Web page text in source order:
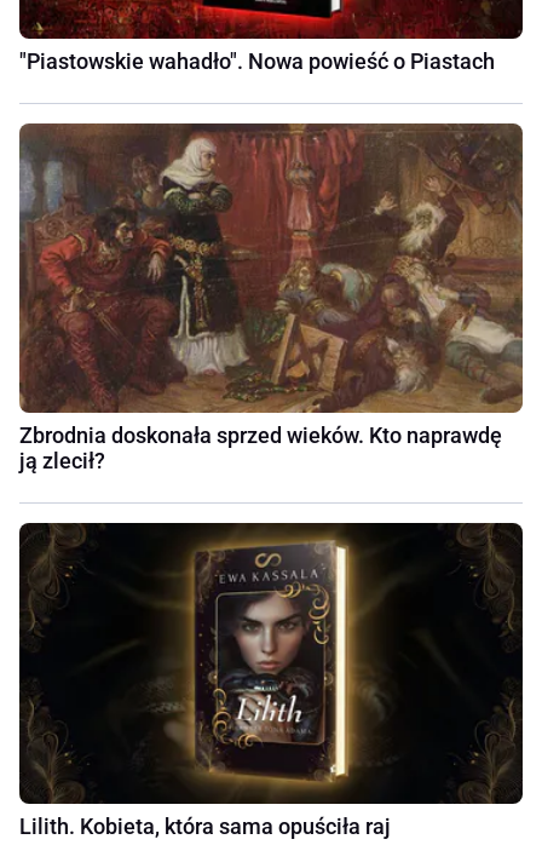
"Piastowskie wahadło". Nowa powieść o Piastach
Zbrodnia doskonała sprzed wieków. Kto naprawdę
ją zlecił?
Lilith. Kobieta, która sama opuściła raj